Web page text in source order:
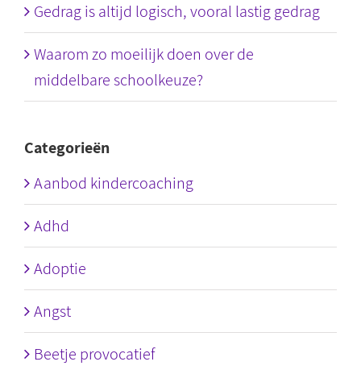
Gedrag is altijd logisch, vooral lastig gedrag
Waarom zo moeilijk doen over de
middelbare schoolkeuze?
Categorieën
Aanbod kindercoaching
Adhd
Adoptie
Angst
Beetje provocatief